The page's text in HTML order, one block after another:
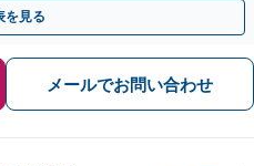
を見る
メールでお問い合わせ